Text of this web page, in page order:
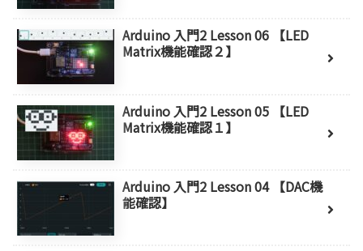
Arduino 入門2 Lesson 06 【LED
Matrix機能確認２】
Arduino 入門2 Lesson 05 【LED
Matrix機能確認１】
Arduino 入門2 Lesson 04 【DAC機
能確認】